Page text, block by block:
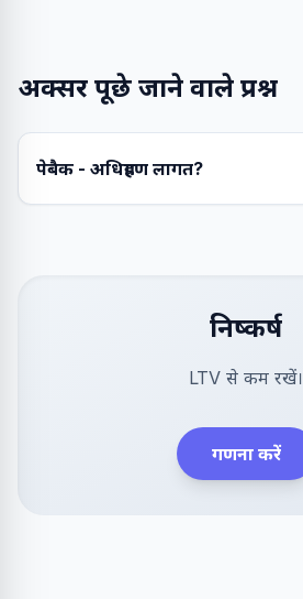
अक्सर पूछे जाने वाले प्रश्न
पेबैक - अधिग्रहण लागत?
निष्कर्ष
LTV से कम रखें।
गणना करें